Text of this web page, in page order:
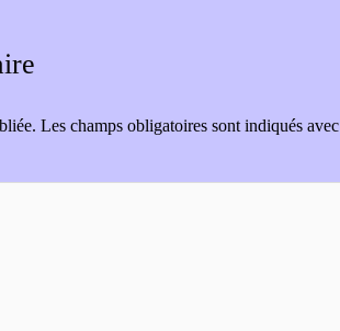
Les champs obligatoires sont indiqués avec